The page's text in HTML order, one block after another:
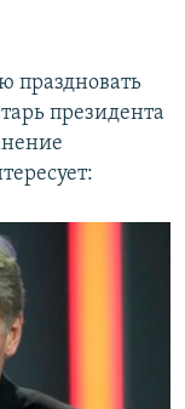
праздновать
президента